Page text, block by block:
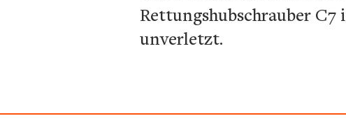
Rettungshubschrauber
unverletzt.